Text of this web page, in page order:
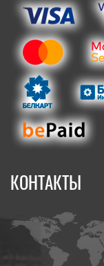
КОНТАКТЫ